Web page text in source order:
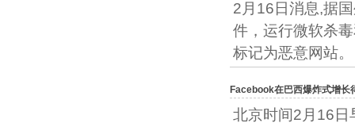
2月16日消息,据
件，运行微软杀
标记为恶意网站。
Facebook在巴西爆炸式增长
北京时间2月16日